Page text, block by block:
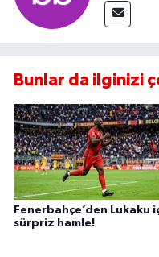
Bunlar da ilginizi
Fenerbahçe’den Lukaku
sürpriz hamle!